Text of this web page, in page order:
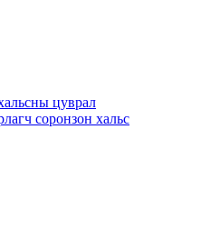
цуврал
соронзон хальс